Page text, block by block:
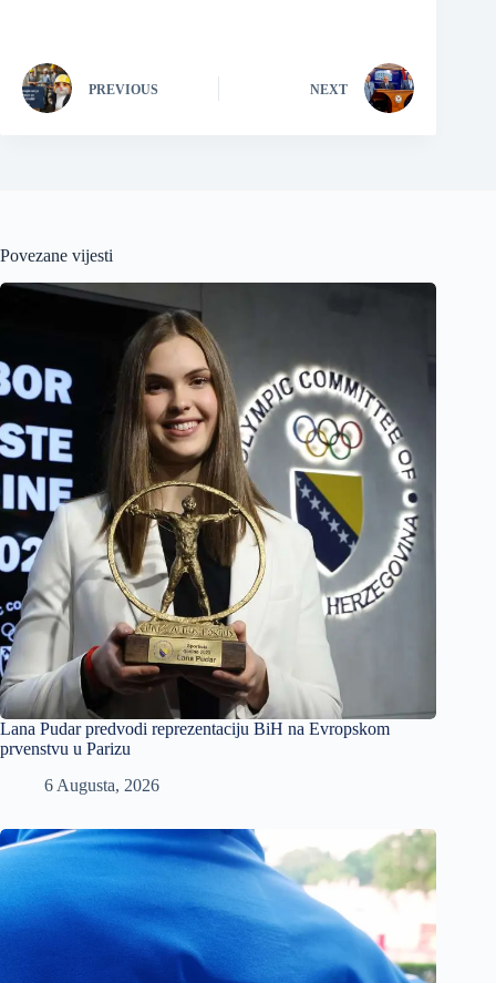
PREVIOUS NEXT
Povezane vijesti
Lana Pudar predvodi reprezentaciju BiH na Evropskom
prvenstvu u Parizu
6 Augusta, 2026